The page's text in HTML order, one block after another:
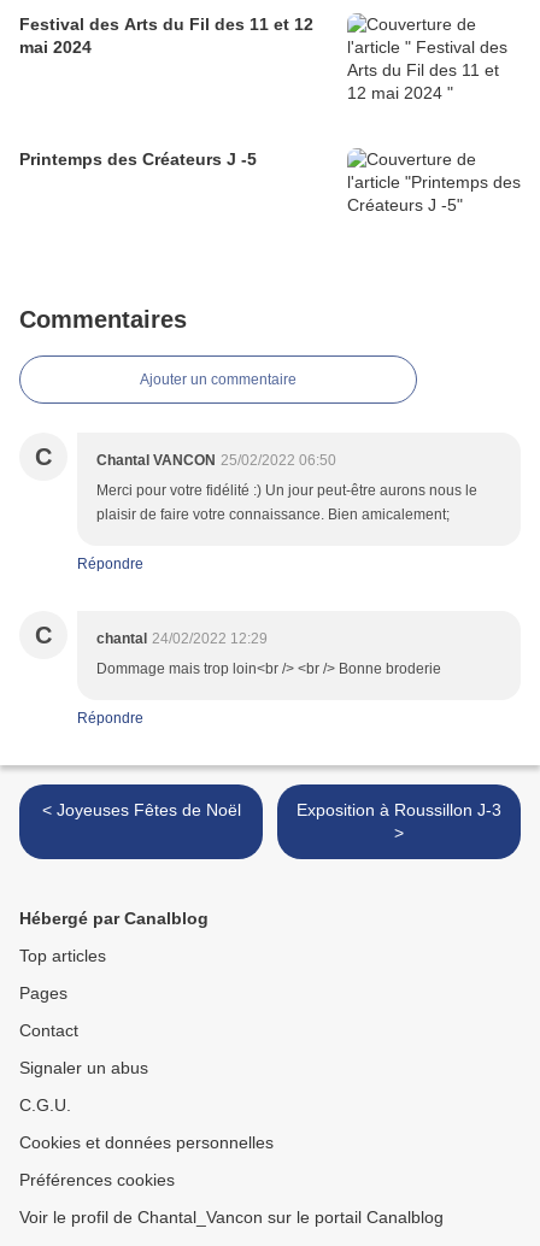
Festival des Arts du Fil des 11 et 12
mai 2024
Printemps des Créateurs J -5
Commentaires
Ajouter un commentaire
C Chantal VANCON 25/02/2022 06:50
Merci pour votre fidélité :) Un jour peut-être aurons nous le
plaisir de faire votre connaissance. Bien amicalement;
Répondre
C chantal 24/02/2022 12:29
Dommage mais trop loin<br /> <br /> Bonne broderie
Répondre
< Joyeuses Fêtes de Noël
Exposition à Roussillon J-3
>
Hébergé par Canalblog
Top articles
Pages
Contact
Signaler un abus
C.G.U.
Cookies et données personnelles
Préférences cookies
Voir le profil de Chantal_Vancon sur le portail Canalblog